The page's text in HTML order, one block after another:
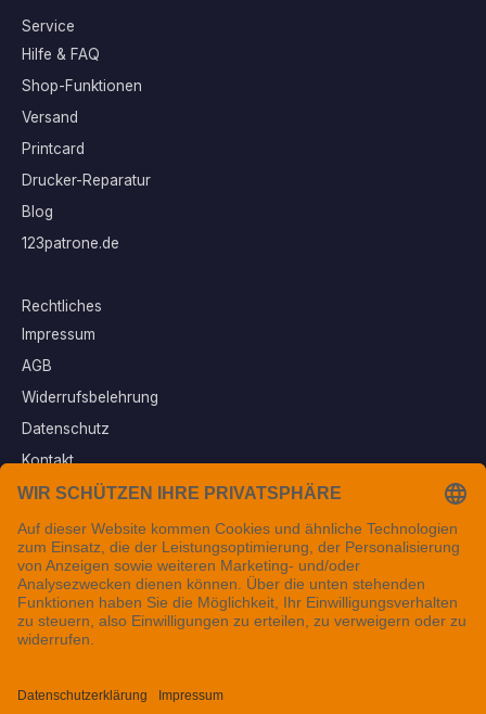
Service
Hilfe & FAQ
Shop-Funktionen
Versand
Printcard
Drucker-Reparatur
Blog
123patrone.de
Rechtliches
Impressum
AGB
Widerrufsbelehrung
Datenschutz
Kontakt
Vertrag widerrufen
Sichere Zahlungsarten